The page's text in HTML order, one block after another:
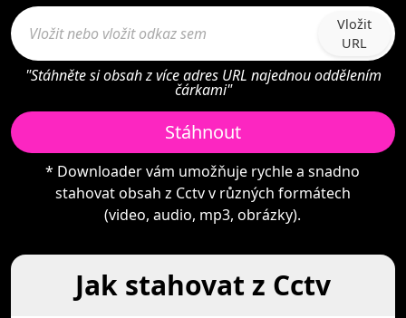
Vložit
URL
"Stáhněte si obsah z více adres URL najednou oddělením
čárkami"
Stáhnout
* Downloader vám umožňuje rychle a snadno
stahovat obsah z Cctv v různých formátech
(video, audio, mp3, obrázky).
Jak stahovat z Cctv